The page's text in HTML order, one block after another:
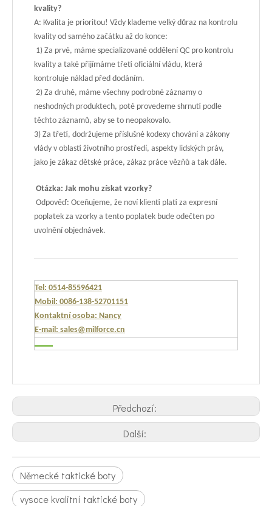
kvality?
A: Kvalita je prioritou! Vždy klademe velký důraz na kontrolu
kvality od samého začátku až do konce:
1) Za prvé, máme specializované oddělení QC pro kontrolu
kvality a také přijímáme třetí oficiální vládu, která
kontroluje náklad před dodáním.
2) Za druhé, máme všechny podrobné záznamy o
neshodných produktech, poté provedeme shrnutí podle
těchto záznamů, aby se to neopakovalo.
3) Za třetí, dodržujeme příslušné kodexy chování a zákony
vlády v oblasti životního prostředí, aspekty lidských práv,
jako je zákaz dětské práce, zákaz práce vězňů a tak dále.
Otázka: Jak mohu získat vzorky?
Odpověď: Oceňujeme, že noví klienti platí za expresní
poplatek za vzorky a tento poplatek bude odečten po
uvolnění objednávek.
Tel: 0514-85596421
Mobil: 0086-138-52701151
Kontaktní osoba: Nancy
E-mail: sales@milforce.cn
Předchozí:
Další:
Německé taktické boty
vysoce kvalitní taktické boty